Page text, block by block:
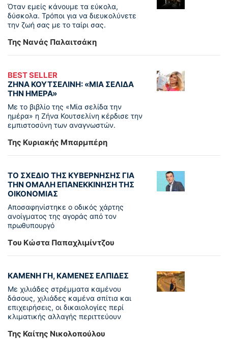
Όταν εμείς κάνουμε τα εύκολα,
δύσκολα. Τρόποι για να διευκολύνετε
την ζωή σας με το ταίρι σας.
Της Νανάς Παλαιτσάκη
BEST SELLER
ΖΗΝΑ ΚΟΥΤΣΕΛΙΝΗ: «ΜΙΑ ΣΕΛΙΔΑ
ΤΗΝ ΗΜΕΡΑ»
Με το βιβλίο της «Μία σελίδα την
ημέρα» η Ζήνα Κουτσελίνη κέρδισε την
εμπιστοσύνη των αναγνωστών.
Της Κυριακής Μπαρμπέρη
ΤΟ ΣΧΕΔΙΟ ΤΗΣ ΚΥΒΕΡΝΗΣΗΣ ΓΙΑ
ΤΗΝ ΟΜΑΛΗ ΕΠΑΝΕΚΚΙΝΗΣΗ ΤΗΣ
ΟΙΚΟΝΟΜΙΑΣ
Αποσαφηνίστηκε ο οδικός χάρτης
ανοίγματος της αγοράς από τον
πρωθυπουργό
Tου Κώστα Παπαχλιμίντζου
ΚΑΜΕΝΗ ΓΗ, ΚΑΜΕΝΕΣ ΕΛΠΙΔΕΣ
Με χιλιάδες στρέμματα καμένου
δάσους, χιλιάδες καμένα σπίτια και
επιχειρήσεις, οι δικαιολογίες περί
κλιματικής αλλαγής περιττεύουν
Της Καίτης Νικολοπούλου